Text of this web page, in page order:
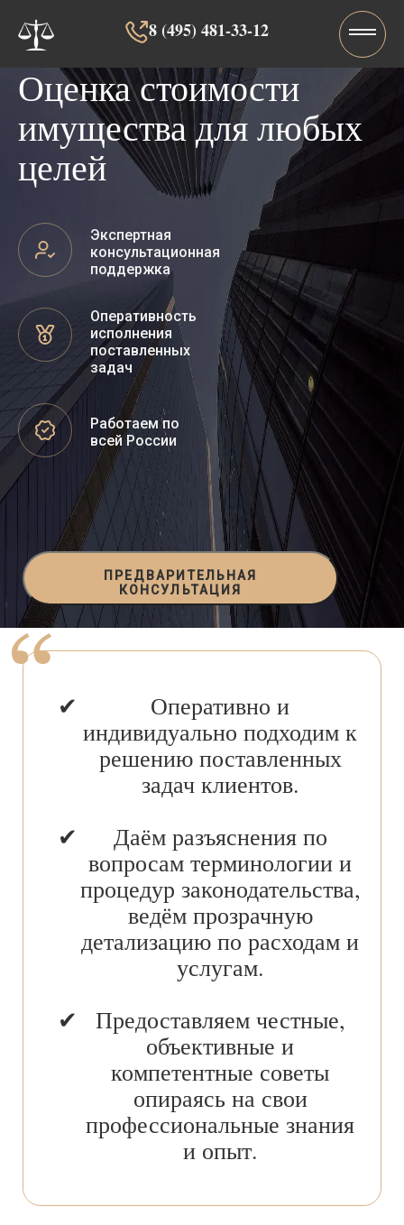
8 (495) 481-33-12‬‬
Оценка стоимости
имущества для любых
целей
Экспертная
консультационная
поддержка
Оперативность
исполнения
поставленных
задач
Работаем по
всей России
ПРЕДВАРИТЕЛЬНАЯ
КОНСУЛЬТАЦИЯ
Оперативно и
индивидуально подходим к
решению поставленных
задач клиентов.
Даём разъяснения по
вопросам терминологии и
процедур законодательства,
ведём прозрачную
детализацию по расходам и
услугам.
Предоставляем честные,
объективные и
компетентные советы
опираясь на свои
профессиональные знания
и опыт.